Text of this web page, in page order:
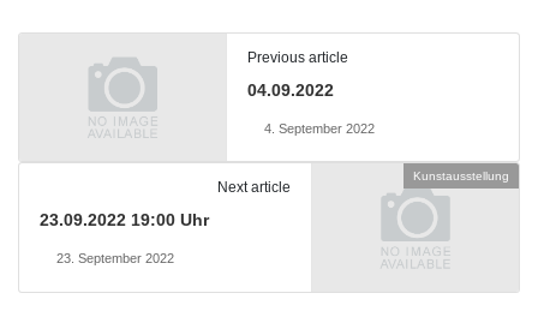
Previous article
04.09.2022
4. September 2022
Kunstausstellung
Next article
23.09.2022 19:00 Uhr
23. September 2022